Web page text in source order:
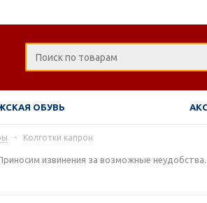
ОБУВЬ
- Колготки капрон
извинения за возможные неудобства.